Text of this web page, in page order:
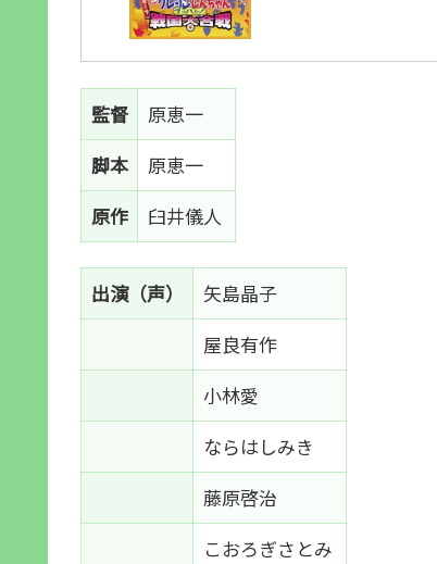
監督
原恵一
脚本
原恵一
原作
臼井儀人
出演（声）
矢島晶子
屋良有作
小林愛
ならはしみき
藤原啓治
こおろぎさとみ